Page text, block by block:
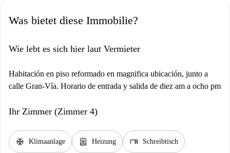
Was bietet diese Immobilie?
Wie lebt es sich hier laut Vermieter
Habitación en piso reformado en magnifica ubicación, junto a
calle Gran-Vía. Horario de entrada y salida de diez am a ocho pm
Ihr Zimmer (Zimmer 4)
ac_unit Klimaanlage water_heater Heizung desk Schreibtisch